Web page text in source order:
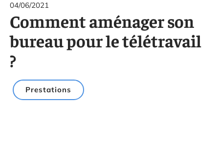
04/06/2021
Comment aménager son
bureau pour le télétravail
?
Prestations